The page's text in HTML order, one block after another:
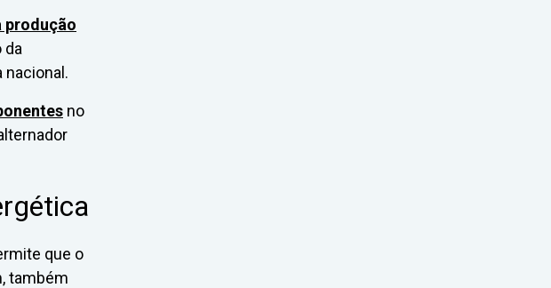
produção
da
no
que o
também